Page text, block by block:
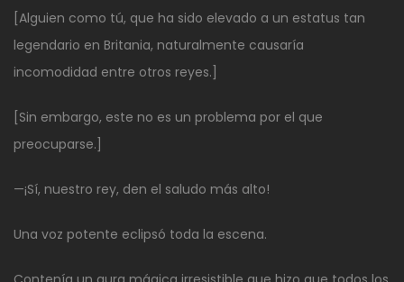
[Alguien como tú, que ha sido elevado a un estatus tan
legendario en Britania, naturalmente causaría
incomodidad entre otros reyes.]
[Sin embargo, este no es un problema por el que
preocuparse.]
—¡Sí, nuestro rey, den el saludo más alto!
Una voz potente eclipsó toda la escena.